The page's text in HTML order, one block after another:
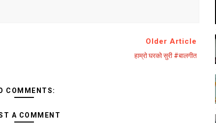
Older Article
हाम्रो घरको सुरी #बालगीत
COMMENTS:
A COMMENT